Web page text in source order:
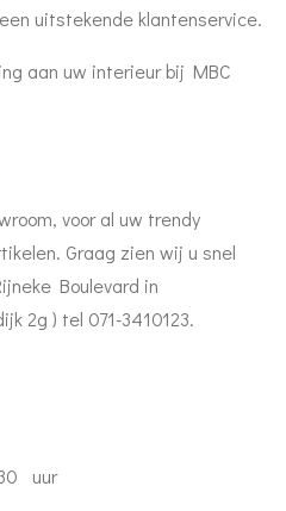
uitstekende klantenservice.
aan uw interieur bij MBC
voor al uw trendy
Graag zien wij u snel
Boulevard in
2g ) tel 071-3410123.
uur